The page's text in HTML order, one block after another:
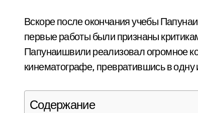
Вскоре после окончания учебы
первые работы были признаны
Папунаишвили реализовал огромное
кинематографе, превратившись в одну
Содержание